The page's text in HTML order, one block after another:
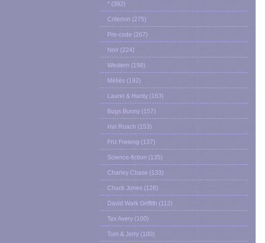
* (392)
Criterion (275)
Pre-code (267)
Noir (224)
Western (198)
Méliès (192)
Laurel & Hardy (163)
Bugs Bunny (157)
Hal Roach (153)
Friz Freleng (137)
Science-fiction (135)
Charley Chase (133)
Chuck Jones (126)
David Wark Griffith (112)
Tex Avery (100)
Tom & Jerry (100)